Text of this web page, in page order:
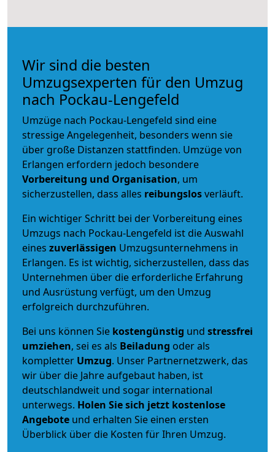
Wir sind die besten
Umzugsexperten für den Umzug
nach Pockau-Lengefeld
Umzüge nach Pockau-Lengefeld sind eine
stressige Angelegenheit, besonders wenn sie
über große Distanzen stattfinden. Umzüge von
Erlangen erfordern jedoch besondere
Vorbereitung und Organisation, um
sicherzustellen, dass alles reibungslosverläuft.
Ein wichtiger Schritt bei der Vorbereitung eines
Umzugs nach Pockau-Lengefeld ist die Auswahl
eines zuverlässigen Umzugsunternehmens in
Erlangen. Es ist wichtig, sicherzustellen, dass das
Unternehmen über die erforderliche Erfahrung
und Ausrüstung verfügt, um den Umzug
erfolgreich durchzuführen.
Bei uns können Sie kostengünstig und stressfrei
umziehen, sei es als Beiladung oder als
kompletter Umzug. Unser Partnernetzwerk, das
wir über die Jahre aufgebaut haben, ist
deutschlandweit und sogar international
unterwegs. Holen Sie sich jetzt kostenlose
Angebote und erhalten Sie einen ersten
Überblick über die Kosten für Ihren Umzug.